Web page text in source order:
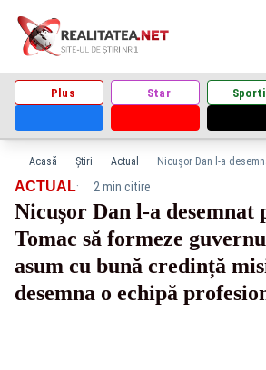
Plus Star
Acasă Știri Actual
ACTUAL· 2 min citire
Nicușor Dan l-a desemnat
Tomac să formeze
asum cu bună credință
desemna o echipă